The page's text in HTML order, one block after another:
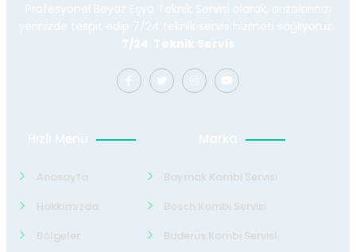
Profesyonel Beyaz Eşya Teknik Servisi olarak, arızalarınızı
yerinizde tespit edip 7/24 teknik servis hizmeti sağlıyoruz.
7/24 Teknik Servis
Hızlı Menü
Anasayfa
Hakkımızda
Bölgeler
Marka
Baymak Kombi Servisi
Bosch Kombi Servisi
Buderus Kombi Servisi